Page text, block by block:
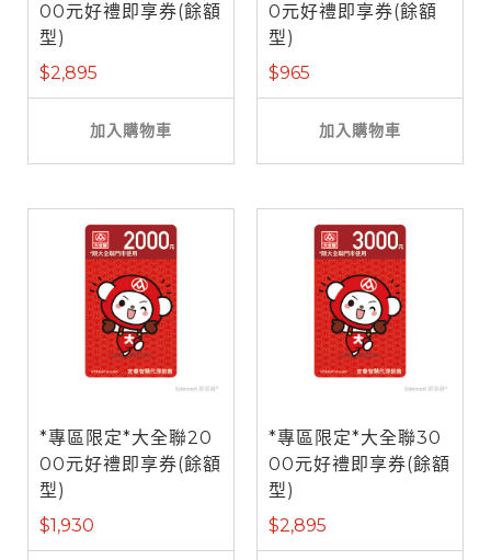
00元好禮即享券(餘額
型)
$2,895
加入購物車
0元好禮即享券(餘額
型)
$965
加入購物車
*專區限定*大全聯20
00元好禮即享券(餘額
型)
$1,930
*專區限定*大全聯30
00元好禮即享券(餘額
型)
$2,895